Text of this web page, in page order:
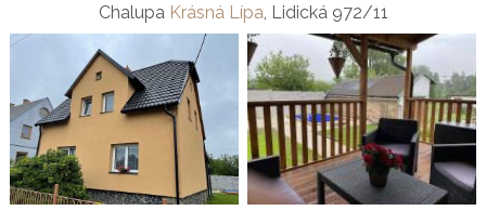
Chalupa Krásná Lípa, Lidická 972/11